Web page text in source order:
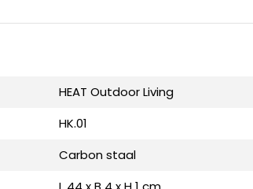
HEAT Outdoor Living
HK.01
Carbon staal